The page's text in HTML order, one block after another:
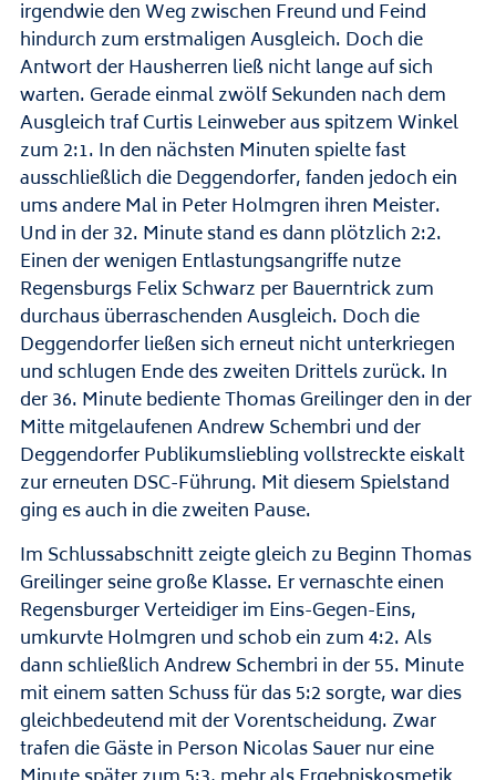
irgendwie den Weg zwischen Freund und Feind
hindurch zum erstmaligen Ausgleich. Doch die
Antwort der Hausherren ließ nicht lange auf sich
warten. Gerade einmal zwölf Sekunden nach dem
Ausgleich traf Curtis Leinweber aus spitzem Winkel
zum 2:1. In den nächsten Minuten spielte fast
ausschließlich die Deggendorfer, fanden jedoch ein
ums andere Mal in Peter Holmgren ihren Meister.
Und in der 32. Minute stand es dann plötzlich 2:2.
Einen der wenigen Entlastungsangriffe nutze
Regensburgs Felix Schwarz per Bauerntrick zum
durchaus überraschenden Ausgleich. Doch die
Deggendorfer ließen sich erneut nicht unterkriegen
und schlugen Ende des zweiten Drittels zurück. In
der 36. Minute bediente Thomas Greilinger den in der
Mitte mitgelaufenen Andrew Schembri und der
Deggendorfer Publikumsliebling vollstreckte eiskalt
zur erneuten DSC-Führung. Mit diesem Spielstand
ging es auch in die zweiten Pause.
Im Schlussabschnitt zeigte gleich zu Beginn Thomas
Greilinger seine große Klasse. Er vernaschte einen
Regensburger Verteidiger im Eins-Gegen-Eins,
umkurvte Holmgren und schob ein zum 4:2. Als
dann schließlich Andrew Schembri in der 55. Minute
mit einem satten Schuss für das 5:2 sorgte, war dies
gleichbedeutend mit der Vorentscheidung. Zwar
trafen die Gäste in Person Nicolas Sauer nur eine